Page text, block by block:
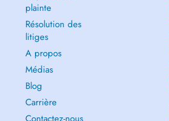
plainte
Résolution des
litiges
A propos
Médias
Blog
Carrière